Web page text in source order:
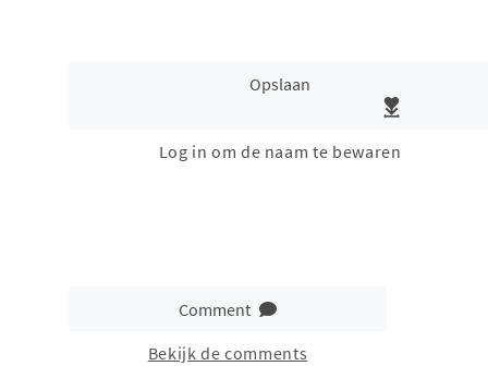
Opslaan
Log in om de naam te bewaren
Comment
Bekijk de comments